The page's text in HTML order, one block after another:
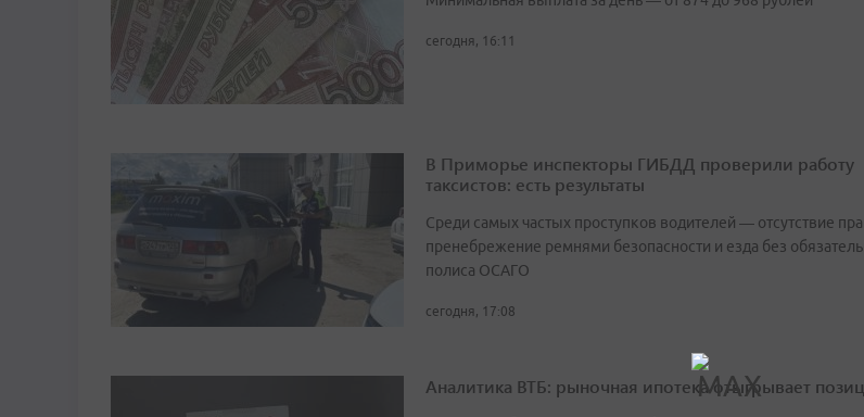
сегодня, 16:11
В Приморье инспекторы ГИБДД проверили работу
таксистов: есть результаты
Среди самых частых проступков водителей — отсутствие
пренебрежение ремнями безопасности и езда без
полиса ОСАГО
сегодня, 17:08
Аналитика ВТБ: рыночная ипотека отыгрывает